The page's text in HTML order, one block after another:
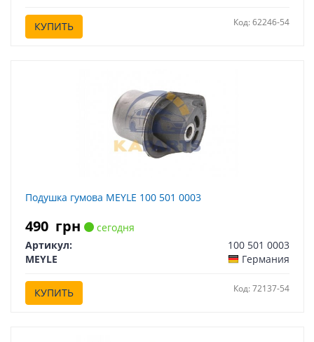
КУПИТЬ Код: 62246-54
Подушка гумова MEYLE 100 501 0003
490 грн
сегодня
Артикул:
100 501 0003
MEYLE
Германия
КУПИТЬ Код: 72137-54